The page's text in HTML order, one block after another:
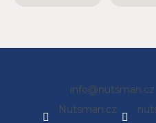
info@nutsman.cz
Nutsman.cz